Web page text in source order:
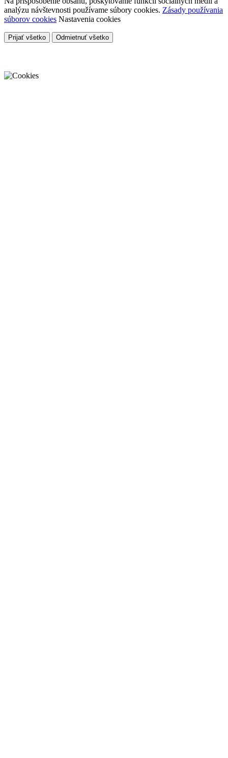
analýzu návštevnosti používame súbory cookies. Zásady používania
súborov cookies Nastavenia cookies
Prijať všetko Odmietnuť všetko